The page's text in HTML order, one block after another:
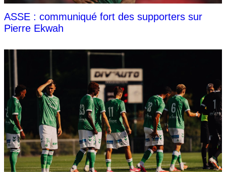
ASSE : communiqué fort des supporters sur
Pierre Ekwah